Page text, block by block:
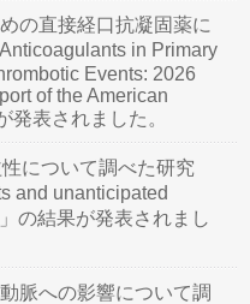
の直接経口抗凝固薬に
in Primary
Events: 2026
of the American
表されました。
について調べた研究
and unanticipated
の結果が発表されまし
脈への影響について調